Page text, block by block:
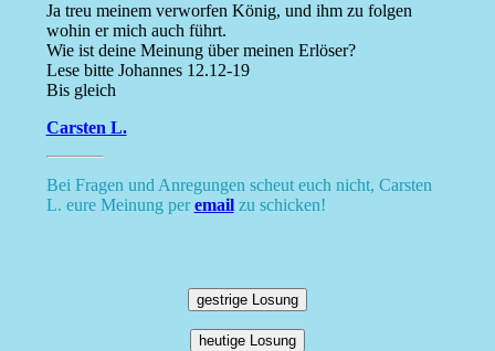
Ja treu meinem verworfen König, und ihm zu folgen
wohin er mich auch führt.
Wie ist deine Meinung über meinen Erlöser?
Lese bitte Johannes 12.12-19
Bis gleich
Carsten L.
Bei Fragen und Anregungen scheut euch nicht, Carsten
L. eure Meinung peremailzu schicken!
gestrige Losung
heutige Losung